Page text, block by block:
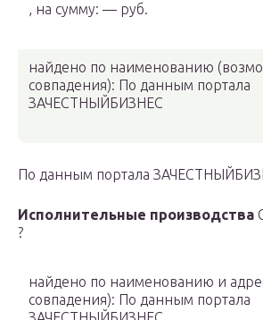
, на сумму: — руб.
найдено по наименованию
совпадения): По данным портала
ЗАЧЕСТНЫЙБИЗНЕС
По данным портала
Исполнительные производства
?
найдено по наименованию и
совпадения): По данным портала